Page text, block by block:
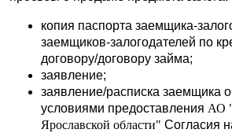
копия паспорта заемщика-
заемщиков-залогодателей по
договору/договору займа;
заявление;
заявление/расписка заемщика
условиями предоставления АО
Ярославской области" Согласия